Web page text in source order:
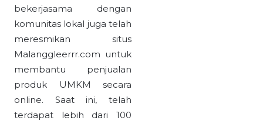
bekerjasama dengan
komunitas lokal juga telah
meresmikan situs
Malanggleerrr.com untuk
membantu penjualan
produk UMKM secara
online. Saat ini, telah
terdapat lebih dari 100